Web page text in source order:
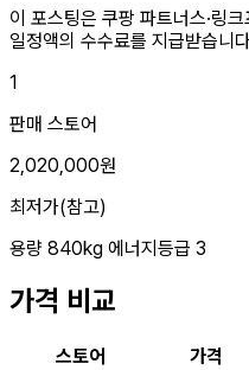
이 포스팅은 쿠팡 파트너스·링
일정액의 수수료를 지급받습니
1
판매 스토어
2,020,000원
최저가(참고)
용량 840kg 에너지등급 3
가격 비교
스토어 가격